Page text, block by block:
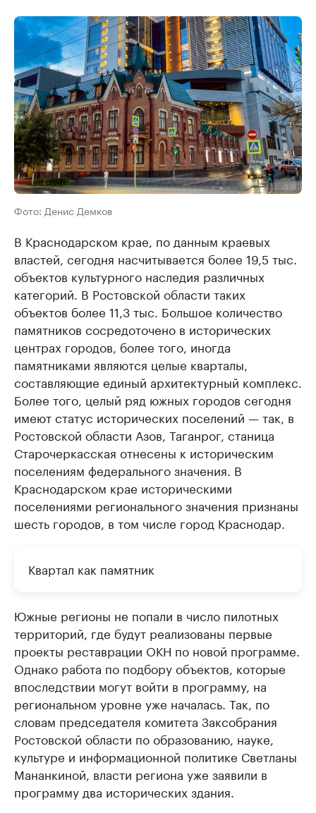
Фото: Денис Демков
В Краснодарском крае, по данным краевых
властей, сегодня насчитывается более 19,5 тыс.
объектов культурного наследия различных
категорий. В Ростовской области таких
объектов более 11,3 тыс. Большое количество
памятников сосредоточено в исторических
центрах городов, более того, иногда
памятниками являются целые кварталы,
составляющие единый архитектурный комплекс.
Более того, целый ряд южных городов сегодня
имеют статус исторических поселений — так, в
Ростовской области Азов, Таганрог, станица
Старочеркасская отнесены к историческим
поселениям федерального значения. В
Краснодарском крае историческими
поселениями регионального значения признаны
шесть городов, в том числе город Краснодар.
Квартал как памятник
Южные регионы не попали в число пилотных
территорий, где будут реализованы первые
проекты реставрации ОКН по новой программе.
Однако работа по подбору объектов, которые
впоследствии могут войти в программу, на
региональном уровне уже началась. Так, по
словам председателя комитета Заксобрания
Ростовской области по образованию, науке,
культуре и информационной политике Светланы
Мананкиной, власти региона уже заявили в
программу два исторических здания.